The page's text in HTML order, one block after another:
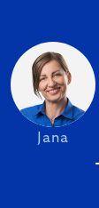
Jana